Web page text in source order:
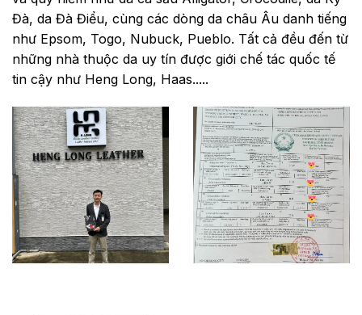
Đà, da Đà Điểu, cùng các dòng da châu Âu danh tiếng
như Epsom, Togo, Nubuck, Pueblo. Tất cả đều đến từ
những nhà thuộc da uy tín được giới chế tác quốc tế
tin cậy như Heng Long, Haas.....